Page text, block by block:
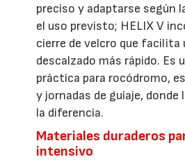
preciso y adaptarse según
el uso previsto; HELIX V
cierre de velcro que facilita
descalzado más rápido. Es
práctica para rocódromo,
y jornadas de guíaje, donde
la diferencia.
Materiales duraderos
intensivo